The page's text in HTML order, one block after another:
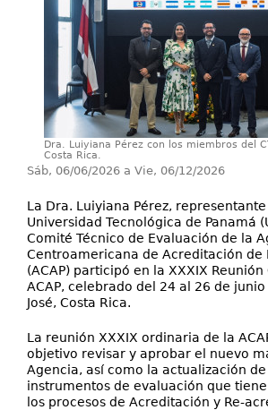
Contáctenos
Dra. Luiyiana Pérez con los miembros del
Costa Rica.
Sáb, 06/06/2026 a Vie, 06/12/2026
La Dra. Luiyiana Pérez,
Universidad Tecnológica de Panamá
Comité Técnico de Evaluación de la
Centroamericana de Acreditación de
(ACAP) participó en la XXXIX
ACAP, celebrado del 24 al 26 de
José, Costa Rica.
La reunión XXXIX ordinaria de la
objetivo revisar y aprobar el nuevo
Agencia, así como la actualización
instrumentos de evaluación que
los procesos de Acreditación y Re-